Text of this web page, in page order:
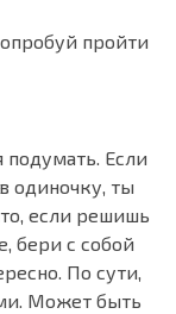
пройти
подумать. Если
одиночку, ты
если решишь
бери с собой
По сути,
Может быть